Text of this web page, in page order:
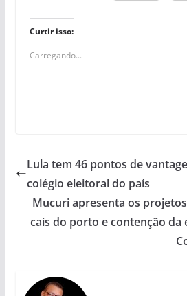
Curtir isso:
Carregando...
Lula tem 46 pontos de
colégio eleitoral do país
Mucuri apresenta os
cais do porto e contenção da